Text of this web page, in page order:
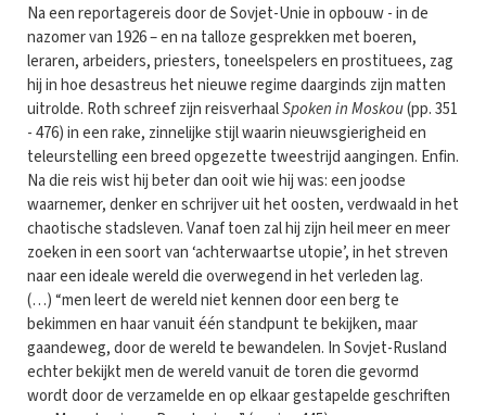
Na een reportagereis door de Sovjet-Unie in opbouw - in de
nazomer van 1926 – en na talloze gesprekken met boeren,
leraren, arbeiders, priesters, toneelspelers en prostituees, zag
hij in hoe desastreus het nieuwe regime daarginds zijn matten
uitrolde. Roth schreef zijn reisverhaalSpoken in Moskou(pp. 351
- 476) in een rake, zinnelijke stijl waarin nieuwsgierigheid en
teleurstelling een breed opgezette tweestrijd aangingen. Enfin.
Na die reis wist hij beter dan ooit wie hij was: een joodse
waarnemer, denker en schrijver uit het oosten, verdwaald in het
chaotische stadsleven. Vanaf toen zal hij zijn heil meer en meer
zoeken in een soort van ‘achterwaartse utopie’, in het streven
naar een ideale wereld die overwegend in het verleden lag.
(…) “men leert de wereld niet kennen door een berg te
bekimmen en haar vanuit één standpunt te bekijken, maar
gaandeweg, door de wereld te bewandelen. In Sovjet-Rusland
echter bekijkt men de wereld vanuit de toren die gevormd
wordt door de verzamelde en op elkaar gestapelde geschriften